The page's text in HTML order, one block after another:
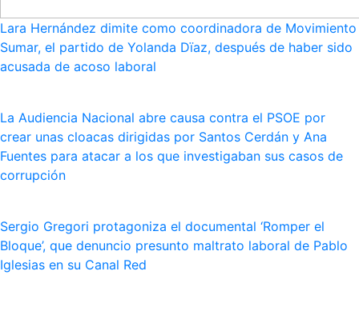
Lara Hernández dimite como coordinadora de Movimiento
Sumar, el partido de Yolanda Dïaz, después de haber sido
acusada de acoso laboral
La Audiencia Nacional abre causa contra el PSOE por
crear unas cloacas dirigidas por Santos Cerdán y Ana
Fuentes para atacar a los que investigaban sus casos de
corrupción
Sergio Gregori protagoniza el documental ‘Romper el
Bloque’, que denuncio presunto maltrato laboral de Pablo
Iglesias en su Canal Red